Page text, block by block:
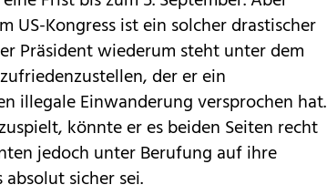
US-Kongress ist ein solcher drastischer
Präsident wiederum steht unter dem
der er ein
illegale Einwanderung versprochen hat.
könnte er es beiden Seiten recht
jedoch unter Berufung auf ihre
sicher sei.